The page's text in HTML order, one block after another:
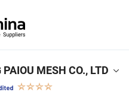
MESH CO., LTD